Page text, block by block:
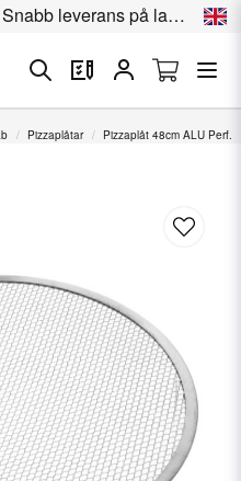
Snabb leverans på lagervara
Pizzaplåtar Pizzaplåt 48cm ALU Perf.